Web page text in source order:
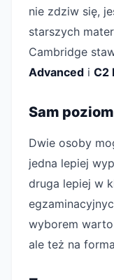
nie zdziw się,
starszych
Cambridge
Advanced i C2
Sam
Dwie osoby
jedna lepiej
druga lepiej w
wyborem
ale też na